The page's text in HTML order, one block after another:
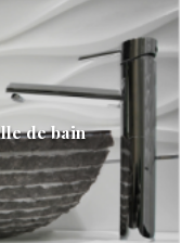
de bain